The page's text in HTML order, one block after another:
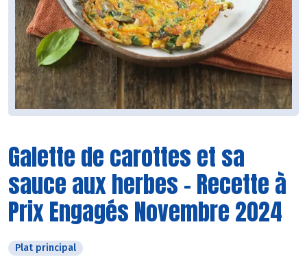
Galette de carottes et sa
sauce aux herbes - Recette à
Prix Engagés Novembre 2024
Plat principal